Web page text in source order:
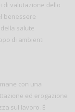
di valutazione dello
benessere
salute
di ambienti
con una
ed erogazione
sul lavoro. È